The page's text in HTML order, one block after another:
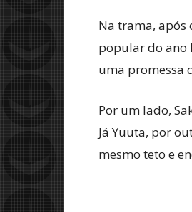
Na trama, após
popular do ano
uma promessa
Por um lado,
Já Yuuta, por
mesmo teto e